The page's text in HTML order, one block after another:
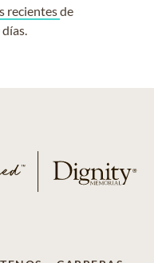
recientesde